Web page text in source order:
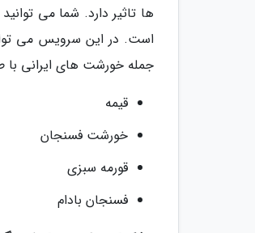
ها تاثیر دارد. شما می
است. در این سرویس می
جمله خورشت های ایرانی با
قیمه
خورشت فسنجان
قورمه سبزی
فسنجان بادام